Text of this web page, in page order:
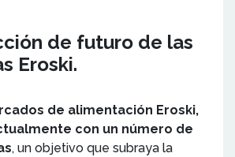
de futuro de las
Eroski.
de alimentación Eroski,
con un número de
, un objetivo que subraya la